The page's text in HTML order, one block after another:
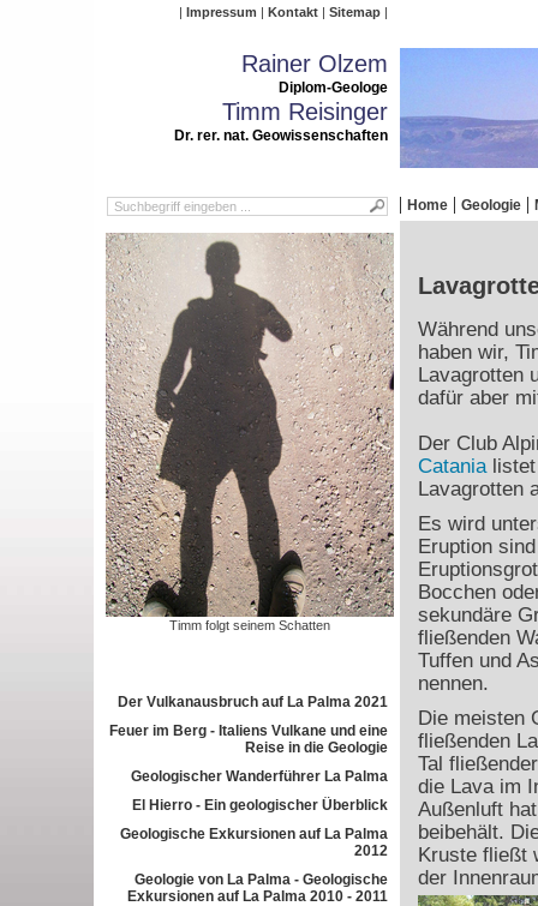
Impressum Kontakt Sitemap
Rainer Olzem
Diplom-Geologe
Timm Reisinger
Dr. rer. nat. Geowissenschaften
Home Geologie
Timm folgt seinem Schatten
Der Vulkanausbruch auf La Palma 2021
Feuer im Berg - Italiens Vulkane und eine
Reise in die Geologie
Geologischer Wanderführer La Palma
El Hierro - Ein geologischer Überblick
Geologische Exkursionen auf La Palma
2012
Geologie von La Palma - Geologische
Exkursionen auf La Palma 2010 - 2011
Während
haben wir,
Lavagrotten
dafür aber
Der Club
Catanialistet
Lavagrotten
Es wird
Eruption
Bocchen
sekundäre
fließenden
Tuffen und
nennen.
Die meisten
fließenden
Tal
die Lava im
Außenluft
beibehält.
Kruste fließt
der